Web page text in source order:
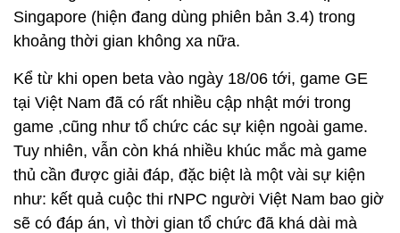
Singapore (hiện đang dùng phiên bản 3.4) trong
khoảng thời gian không xa nữa.
Kể từ khi open beta vào ngày 18/06 tới, game GE
tại Việt Nam đã có rất nhiều cập nhật mới trong
game ,cũng như tổ chức các sự kiện ngoài game.
Tuy nhiên, vẫn còn khá nhiều khúc mắc mà game
thủ cần được giải đáp, đặc biệt là một vài sự kiện
như: kết quả cuộc thi rNPC người Việt Nam bao giờ
sẽ có đáp án, vì thời gian tổ chức đã khá dài mà